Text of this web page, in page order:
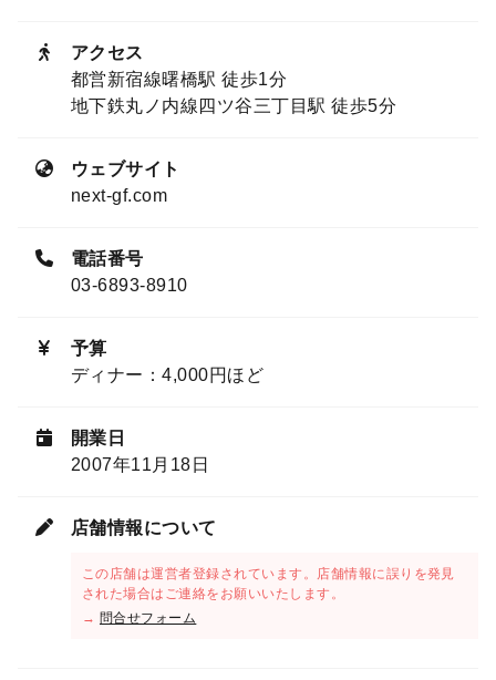
アクセス
都営新宿線曙橋駅 徒歩1分
地下鉄丸ノ内線四ツ谷三丁目駅 徒歩5分
ウェブサイト
next-gf.com
電話番号
03-6893-8910
予算
ディナー：4,000円ほど
開業日
2007年11月18日
店舗情報について
この店舗は運営者登録されています。店舗情報に誤りを発見
された場合はご連絡をお願いいたします。
→ 問合せフォーム